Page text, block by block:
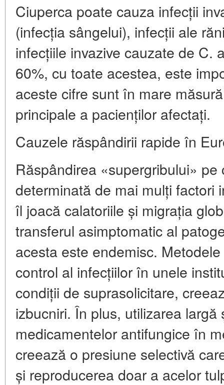
Ciuperca poate cauza infecții
(infecția sângelui), infecții ale
infecțiile invazive cauzate de C.
60%, cu toate acestea, este
aceste cifre sunt în mare
principale a pacienților afectați.
Cauzele răspândirii rapide în
Răspândirea «supergribului»
determinată de mai mulți factori
îl joacă calatoriile și migrația
transferul asimptomatic al
acesta este endemisc.
control al infecțiilor în unele
condiții de suprasolicitare,
izbucniri. În plus, utilizarea
medicamentelor antifungice în
creează o presiune selectivă
și reproducerea doar a acelor